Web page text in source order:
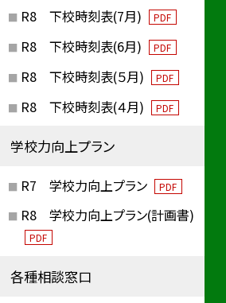
R8 下校時刻表(7月) PDF
R8 下校時刻表(6月) PDF
R8 下校時刻表(５月) PDF
R8 下校時刻表(４月) PDF
学校力向上プラン
R7 学校力向上プラン PDF
R8 学校力向上プラン(計画書)
PDF
各種相談窓口